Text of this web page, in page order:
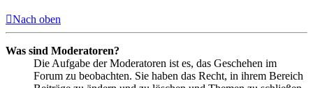
Nach oben
Was sind Moderatoren?
Die Aufgabe der Moderatoren ist es, das Geschehen im
Forum zu beobachten. Sie haben das Recht, in ihrem Bereich